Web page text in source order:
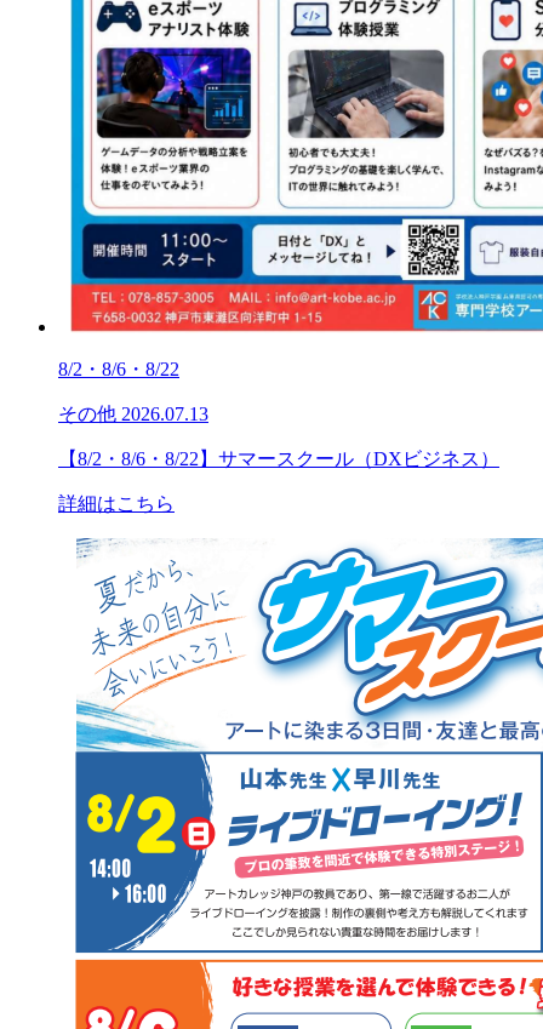
8/2・8/6・8/22
その他 2026.07.13
【8/2・8/6・8/22】サマースクール（DXビジネス）
詳細はこちら